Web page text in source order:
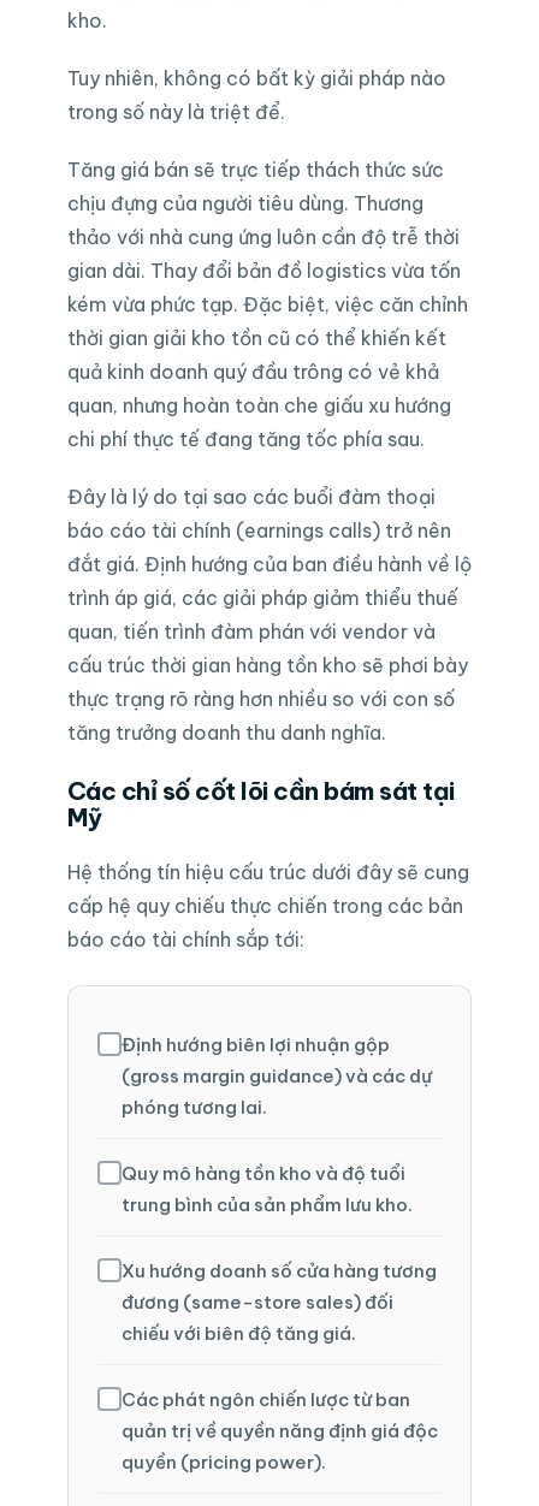
kho.
Tuy nhiên, không có bất kỳ giải pháp nào
trong số này là triệt để.
Tăng giá bán sẽ trực tiếp thách thức sức
chịu đựng của người tiêu dùng. Thương
thảo với nhà cung ứng luôn cần độ trễ thời
gian dài. Thay đổi bản đồ logistics vừa tốn
kém vừa phức tạp. Đặc biệt, việc căn chỉnh
thời gian giải kho tồn cũ có thể khiến kết
quả kinh doanh quý đầu trông có vẻ khả
quan, nhưng hoàn toàn che giấu xu hướng
chi phí thực tế đang tăng tốc phía sau.
Đây là lý do tại sao các buổi đàm thoại
báo cáo tài chính (earnings calls) trở nên
đắt giá. Định hướng của ban điều hành về lộ
trình áp giá, các giải pháp giảm thiểu thuế
quan, tiến trình đàm phán với vendor và
cấu trúc thời gian hàng tồn kho sẽ phơi bày
thực trạng rõ ràng hơn nhiều so với con số
tăng trưởng doanh thu danh nghĩa.
Các chỉ số cốt lõi cần bám sát tại
Mỹ
Hệ thống tín hiệu cấu trúc dưới đây sẽ cung
cấp hệ quy chiếu thực chiến trong các bản
báo cáo tài chính sắp tới:
Định hướng biên lợi nhuận gộp
(gross margin guidance) và các dự
phóng tương lai.
Quy mô hàng tồn kho và độ tuổi
trung bình của sản phẩm lưu kho.
Xu hướng doanh số cửa hàng tương
đương (same-store sales) đối
chiếu với biên độ tăng giá.
Các phát ngôn chiến lược từ ban
quản trị về quyền năng định giá độc
quyền (pricing power).